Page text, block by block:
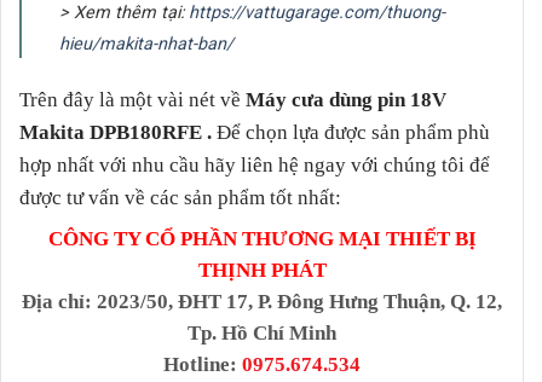
> Xem thêm tại:https://vattugarage.com/thuong-
hieu/makita-nhat-ban/
Trên đây là một vài nét về Máy cưa dùng pin 18V
Makita DPB180RFE . Để chọn lựa được sản phẩm phù
hợp nhất với nhu cầu hãy liên hệ ngay với chúng tôi để
được tư vấn về các sản phẩm tốt nhất:
CÔNG TY CỔ PHẦN THƯƠNG MẠI THIẾT BỊ
THỊNH PHÁT
Địa chỉ: 2023/50, ĐHT 17, P. Đông Hưng Thuận, Q. 12,
Tp. Hồ Chí Minh
Hotline: 0975.674.534